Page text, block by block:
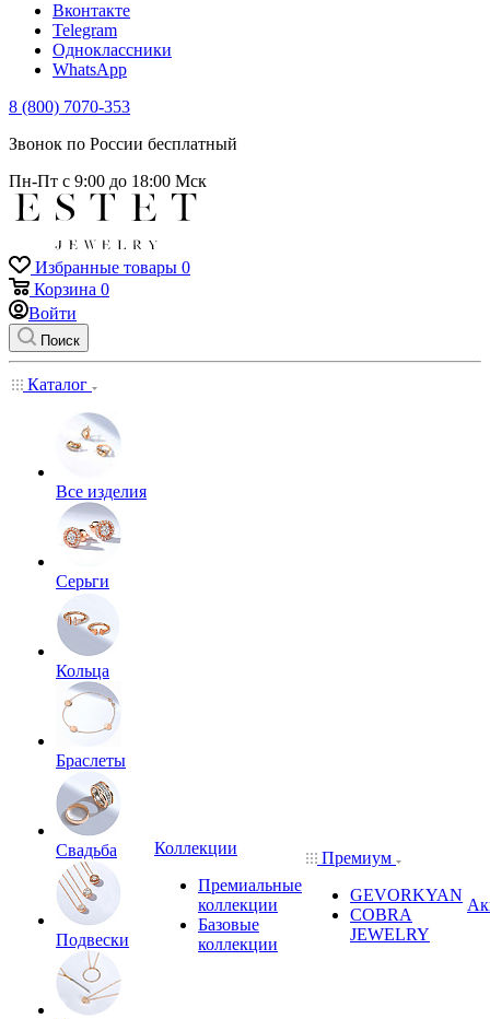
Вконтакте
Telegram
Одноклассники
WhatsApp
8 (800) 7070-353
Звонок по России бесплатный
Пн-Пт с 9:00 до 18:00 Мск
Избранные товары 0
Корзина 0
Войти
Поиск
Каталог
Все изделия
Серьги
Кольца
Браслеты
Свадьба
Подвески
Коллекции
Премиальные
коллекции
Базовые
коллекции
Премиум
GEVORKYAN
COBRA
JEWELRY